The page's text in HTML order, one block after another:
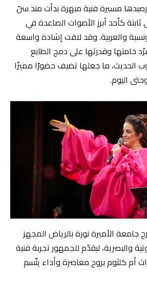
مسيرة فنية مبهرة بدأت منذ سنّ
كأحد أبرز الأصوات الصاعدة في
والعربية. وقد لاقت إشادة واسعة
خامتها وقدرتها على دمج الطابع
الحديث، ما جعلها تضيف حضورًا مميزًا
اليوم.
الأميرة نورة بالرياض المجهز
والبصرية، ليقدّم للجمهور تجربة فنية
أم كلثوم بروح معاصرة وأداء يتّسم